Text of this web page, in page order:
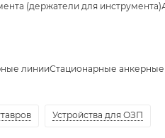
(держатели для инструмента)
линииСтационарные анкерные
Устройства для ОЗП